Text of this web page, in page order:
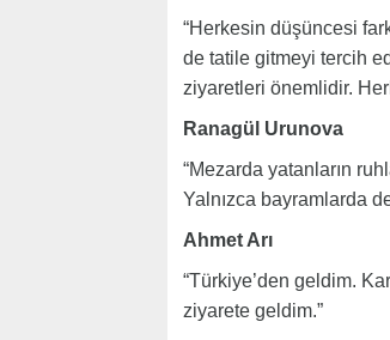
“Herkesin düşüncesi
de tatile gitmeyi tercih
ziyaretleri önemlidir.
Ranagül Urunova
“Mezarda yatanların
Yalnızca bayramlarda
Ahmet Arı
“Türkiye’den geldim.
ziyarete geldim.”